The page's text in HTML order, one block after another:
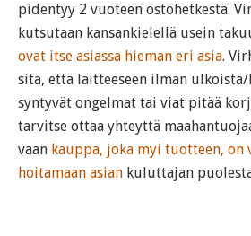
pidentyy 2 vuoteen ostohetkestä.
kutsutaan kansankielellä usein
ovat itse asiassa hieman eri asia.
sitä, että laitteeseen ilman
syntyvät ongelmat tai viat pitää
tarvitse ottaa yhteyttä
vaan kauppa, joka myi tuotteen, on
hoitamaan asian kuluttajan